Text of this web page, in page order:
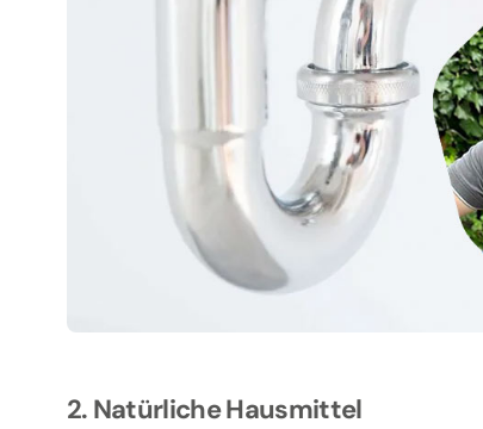
2. Natürliche Hausmittel